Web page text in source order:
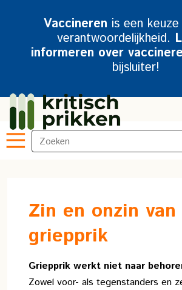
Vaccineren is een
verantwoordelijkheid.
informeren over
bijsluiter!
Zin en onzin van
griepprik
Griepprik werkt niet naar
Zowel voor- als tegenstanders en